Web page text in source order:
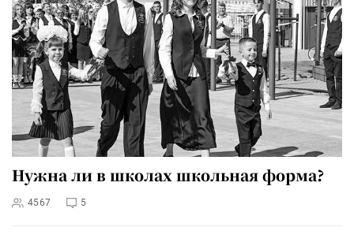
Нужна ли в школах школьная форма?
4567 5